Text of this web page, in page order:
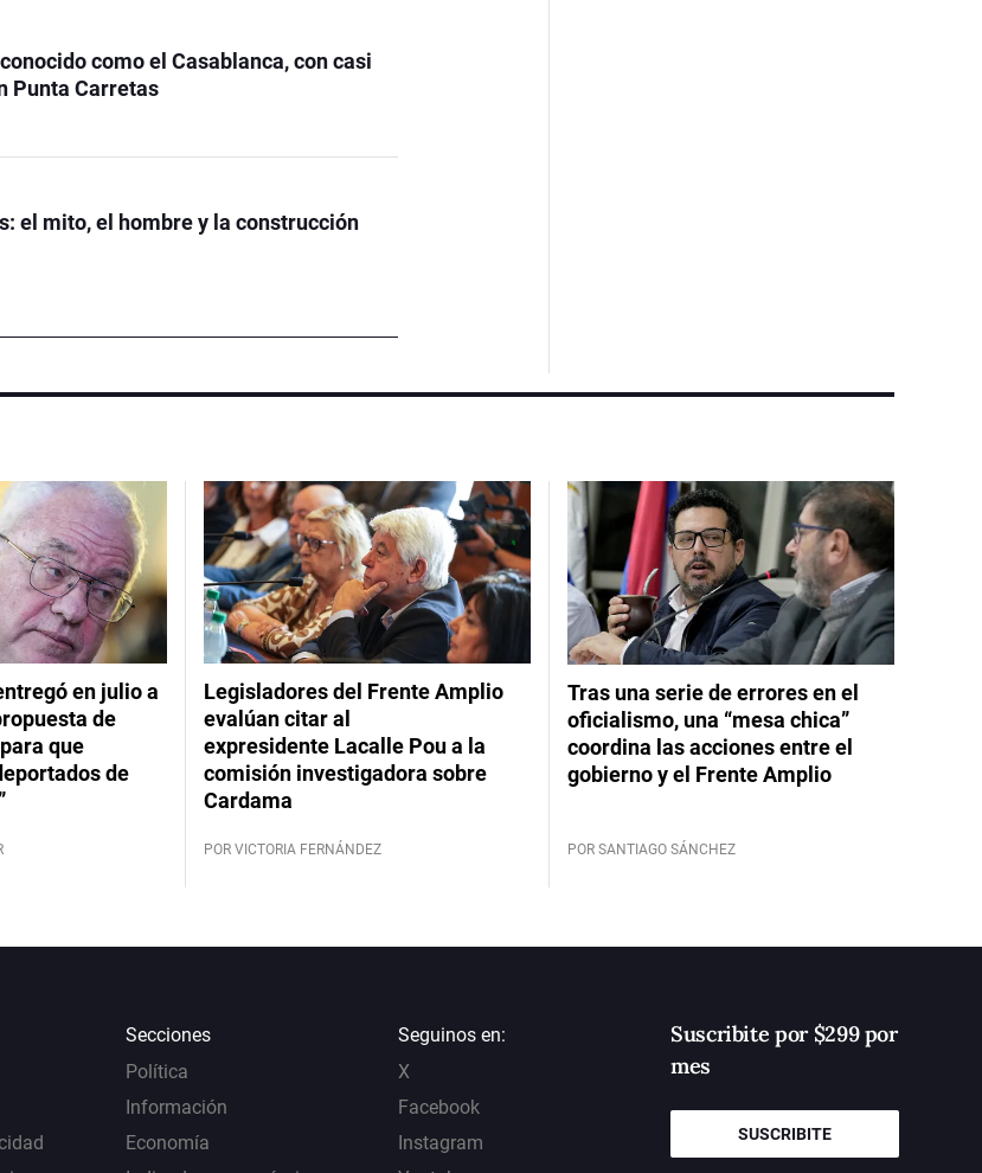
como el Casablanca, con casi
Punta Carretas
el mito, el hombre y la construcción
en julio a
de
que
de
Legisladores del Frente Amplio
evalúan citar al
expresidente Lacalle Pou a la
comisión investigadora sobre
Cardama
POR VICTORIA FERNÁNDEZ
Tras una serie de errores en el
oficialismo, una “mesa chica”
coordina las acciones entre el
gobierno y el Frente Amplio
POR SANTIAGO SÁNCHEZ
Secciones
Política
Información
Economía
Seguinos en:
X
Facebook
Instagram
Suscribite por $299 por
mes
SUSCRIBITE